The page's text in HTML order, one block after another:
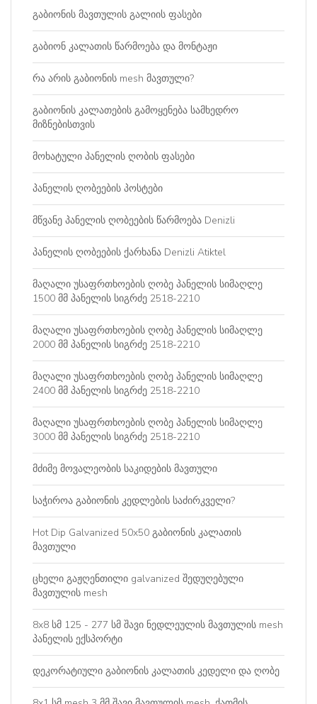
გაბიონის მავთულის გალიის ფასები
გაბიონ კალათის წარმოება და მონტაჟი
რა არის გაბიონის mesh მავთული?
გაბიონის კალათების გამოყენება სამხედრო
მიზნებისთვის
მოხატული პანელის ღობის ფასები
პანელის ღობეების პოსტები
მწვანე პანელის ღობეების წარმოება Denizli
პანელის ღობეების ქარხანა Denizli Atiktel
მაღალი უსაფრთხოების ღობე პანელის სიმაღლე
1500 მმ პანელის სიგრძე 2518-2210
მაღალი უსაფრთხოების ღობე პანელის სიმაღლე
2000 მმ პანელის სიგრძე 2518-2210
მაღალი უსაფრთხოების ღობე პანელის სიმაღლე
2400 მმ პანელის სიგრძე 2518-2210
მაღალი უსაფრთხოების ღობე პანელის სიმაღლე
3000 მმ პანელის სიგრძე 2518-2210
მძიმე მოვალეობის საკიდების მავთული
საჭიროა გაბიონის კედლების საძირკველი?
Hot Dip Galvanized 50x50 გაბიონის კალათის
მავთული
ცხელი გაჟღენთილი galvanized შედუღებული
მავთულის mesh
8x8 სმ 125 - 277 სმ შავი ნედლეულის მავთულის mesh
პანელის ექსპორტი
დეკორატიული გაბიონის კალათის კედელი და ღობე